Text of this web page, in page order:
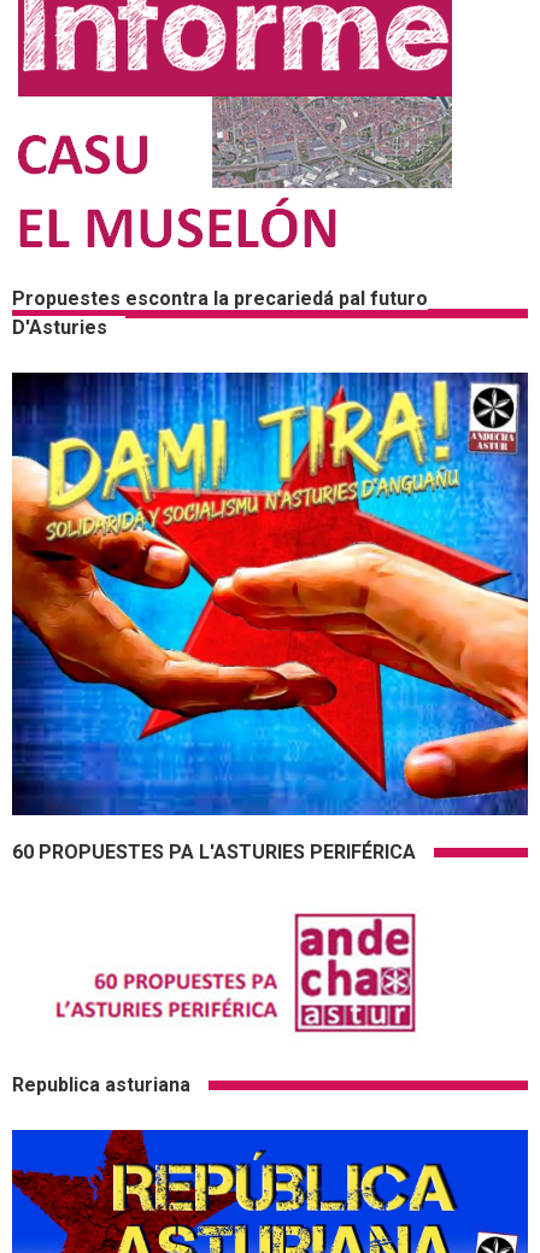
Propuestes escontra la precariedá pal futuro
D'Asturies
60 PROPUESTES PA L'ASTURIES PERIFÉRICA
Republica asturiana